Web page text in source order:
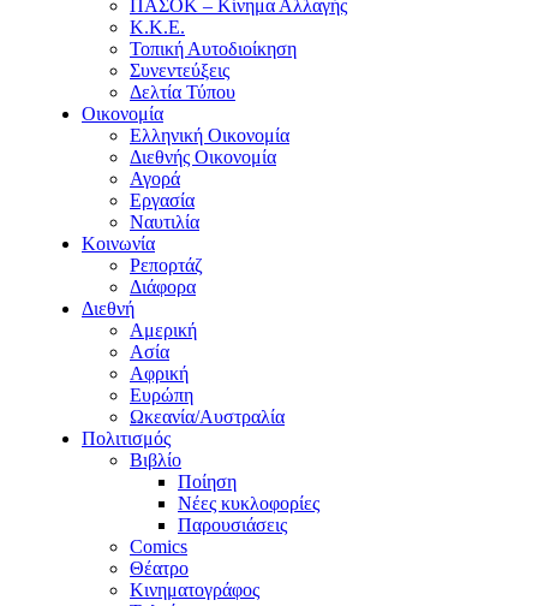
ΠΑΣΟΚ – Κίνημα Αλλαγής
Κ.Κ.Ε.
Τοπική Αυτοδιοίκηση
Συνεντεύξεις
Δελτία Τύπου
Οικονομία
Ελληνική Οικονομία
Διεθνής Οικονομία
Αγορά
Εργασία
Ναυτιλία
Κοινωνία
Ρεπορτάζ
Διάφορα
Διεθνή
Αμερική
Ασία
Αφρική
Ευρώπη
Ωκεανία/Αυστραλία
Πολιτισμός
Βιβλίο
Ποίηση
Νέες κυκλοφορίες
Παρουσιάσεις
Comics
Θέατρο
Κινηματογράφος